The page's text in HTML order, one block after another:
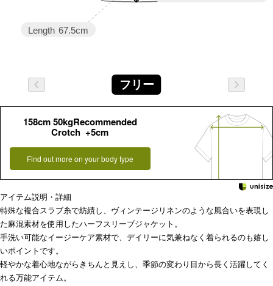
Length 67.5cm
フリー
158cm 50kgRecommended
Crotch +5cm
Find out more on your body type
アイテム説明・詳細
特殊な複合スラブ糸で紡績し、ヴィンテージリネンのような風合いを表現し
た麻混素材を使用したハーフスリーブジャケット。
手洗い可能なイージーケア素材で、デイリーに気兼ねなく着られるのも嬉し
いポイントです。
軽やかな着心地ながらきちんと見えし、季節の変わり目から長く活躍してく
れる万能アイテム。